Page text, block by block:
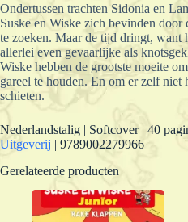
Ondertussen trachten Sidonia en
Suske en Wiske zich bevinden door
te zoeken. Maar de tijd dringt, want
allerlei even gevaarlijke als
Wiske hebben de grootste moeite
gareel te houden. En om er zelf niet
schieten.
Nederlandstalig | Softcover | 40
Uitgeverij | 9789002279966
Gerelateerde producten